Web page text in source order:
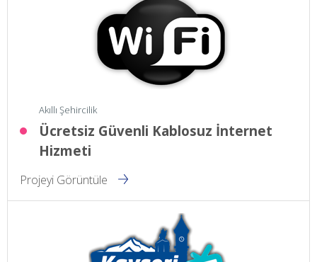
Akıllı Şehircilik
Ücretsiz Güvenli Kablosuz İnternet
Hizmeti
Projeyi Görüntüle